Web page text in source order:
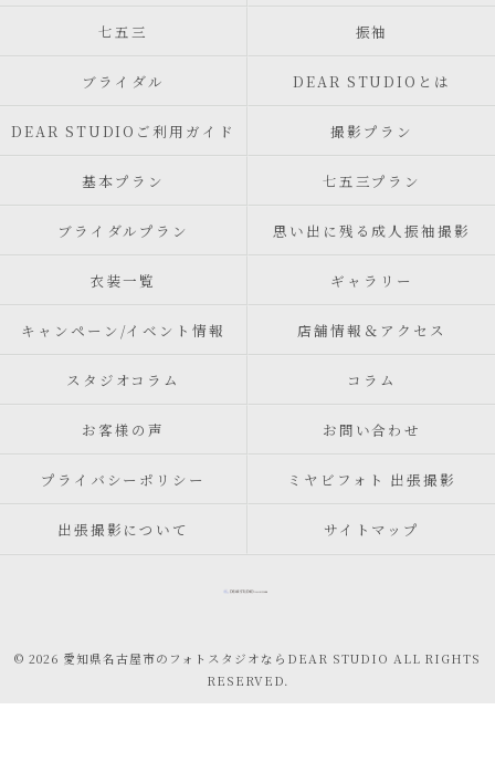
七五三 振袖
ブライダル DEAR STUDIOとは
DEAR STUDIOご利用ガイド 撮影プラン
基本プラン 七五三プラン
ブライダルプラン 思い出に残る成人振袖撮影
衣装一覧 ギャラリー
キャンペーン/イベント情報 店舗情報＆アクセス
スタジオコラム コラム
お客様の声 お問い合わせ
プライバシーポリシー ミヤビフォト 出張撮影
出張撮影について サイトマップ
© 2026 愛知県名古屋市のフォトスタジオならDEAR STUDIO ALL RIGHTS
RESERVED.